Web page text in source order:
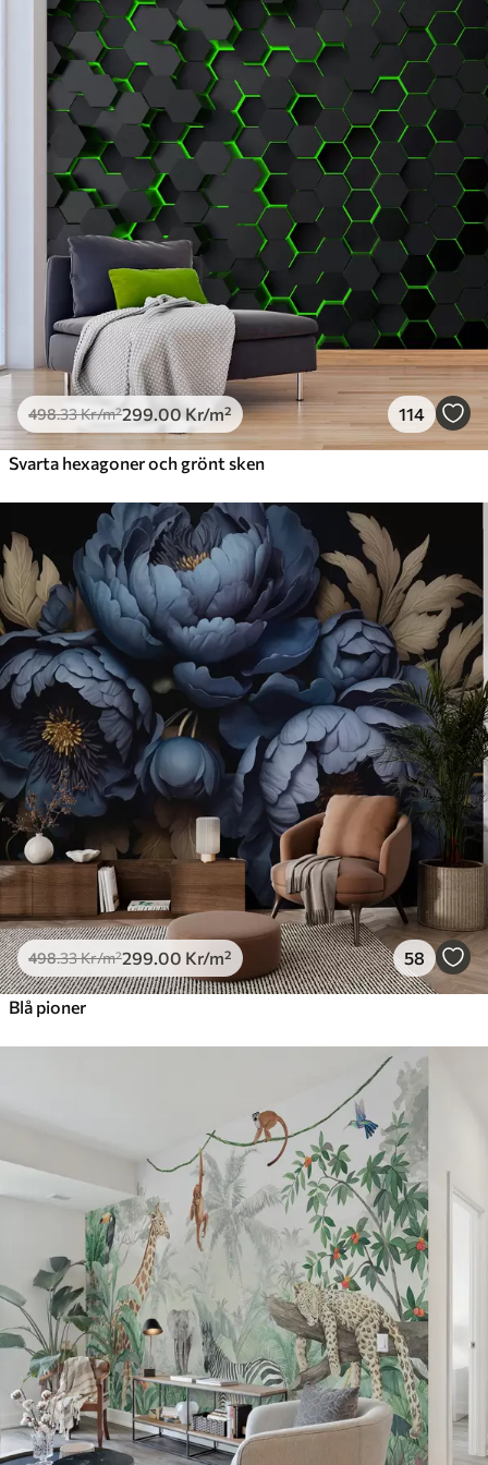
Standard
.33299 .00 /m²
Premium
.67379 .00Kr /m²
Premiumvinyl
725.00 435.00Kr
Peel and Stick
900.00540.00Kr/m²
498.33Kr/m²299 .00 Kr/m² 114
Svarta hexagoner och grönt sken
498.33Kr/m²299 .00 Kr/m² 58
Blå pioner